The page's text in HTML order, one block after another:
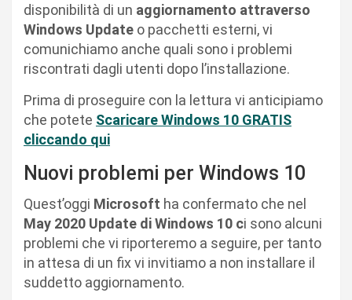
disponibilità di un aggiornamento attraverso
Windows Update o pacchetti esterni, vi
comunichiamo anche quali sono i problemi
riscontrati dagli utenti dopo l’installazione.
Prima di proseguire con la lettura vi anticipiamo
che potete Scaricare Windows 10 GRATIS
cliccando qui
Nuovi problemi per Windows 10
Quest’oggi Microsoft ha confermato che nel
May 2020 Update di Windows 10 ci sono alcuni
problemi che vi riporteremo a seguire, per tanto
in attesa di un fix vi invitiamo a non installare il
suddetto aggiornamento.